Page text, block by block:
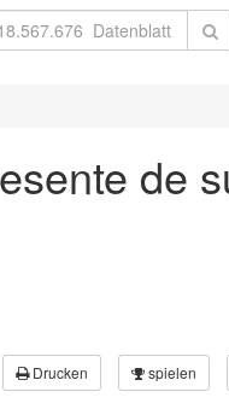
de
Drucken spielen